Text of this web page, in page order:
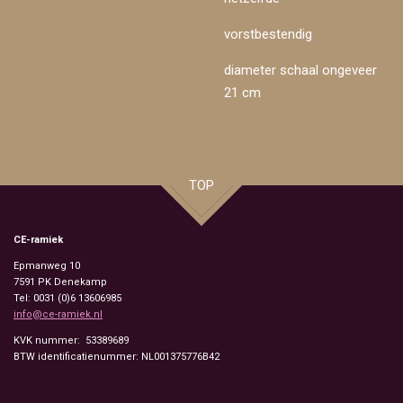
vorstbestendig
diameter schaal ongeveer
21 cm
TOP
CE-ramiek
Epmanweg 10
7591 PK Denekamp
Tel: 0031 (0)6 13606985
info@ce-ramiek.nl
KVK nummer: 53389689
BTW identificatienummer: NL001375776B42